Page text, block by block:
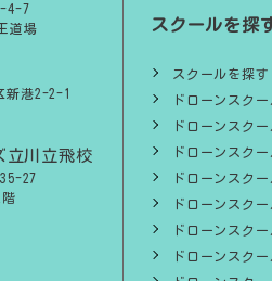
4-7
道場
新港2-2-1
立川立飛校
27
階
スクールを探
スクールを探す
ドローンスク
ドローンスク
ドローンスク
ドローンスク
ドローンスク
ドローンスク
ドローンスク